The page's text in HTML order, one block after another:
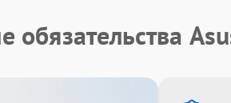
обязательства